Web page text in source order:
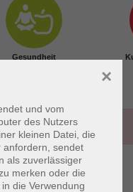
Gesundheit
und vom
des Nutzers
kleinen Datei, die
anfordern, sendet
als zuverlässiger
merken oder die
die Verwendung
×